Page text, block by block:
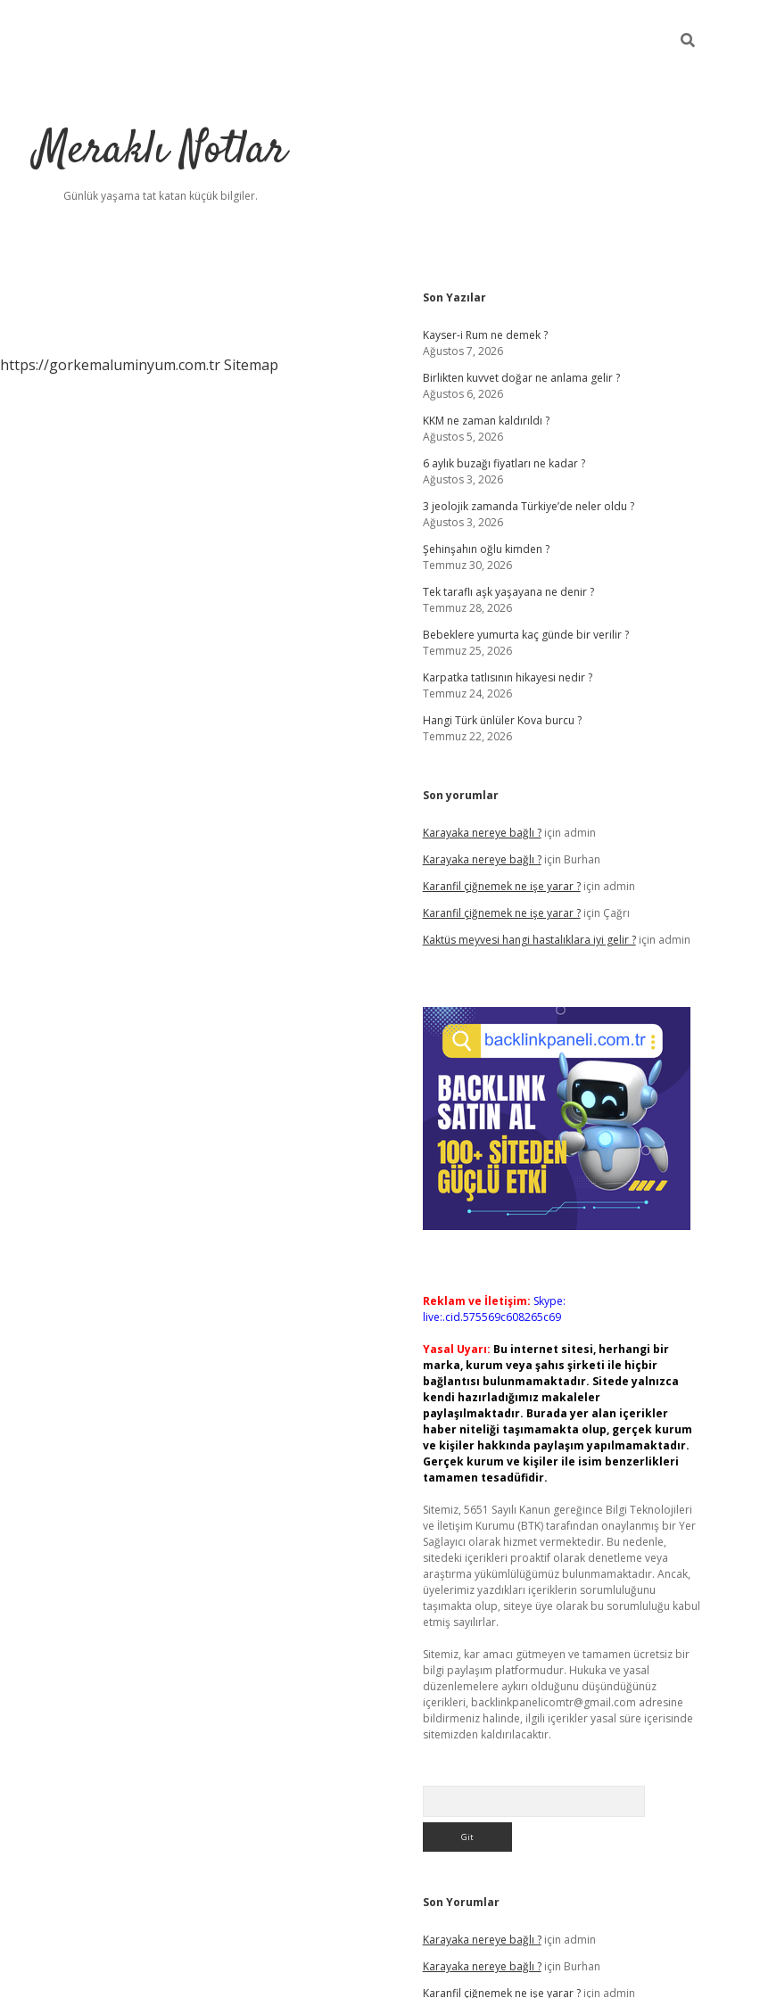
Meraklı Notlar
Günlük yaşama tat katan küçük bilgiler.
https://gorkemaluminyum.com.trSitemap
Sidebar
Son Yazılar
Kayser-i Rum ne demek ?
Ağustos 7, 2026
Birlikten kuvvet doğar ne anlama gelir ?
Ağustos 6, 2026
KKM ne zaman kaldırıldı ?
Ağustos 5, 2026
6 aylık buzağı fiyatları ne kadar ?
Ağustos 3, 2026
3 jeolojik zamanda Türkiye’de neler oldu ?
Ağustos 3, 2026
Şehinşahın oğlu kimden ?
Temmuz 30, 2026
Tek taraflı aşk yaşayana ne denir ?
Temmuz 28, 2026
Bebeklere yumurta kaç günde bir verilir ?
Temmuz 25, 2026
Karpatka tatlısının hikayesi nedir ?
Temmuz 24, 2026
Hangi Türk ünlüler Kova burcu ?
Temmuz 22, 2026
Son yorumlar
Karayaka nereye bağlı ?için admin
Karayaka nereye bağlı ?için Burhan
Karanfil çiğnemek ne işe yarar ?için admin
Karanfil çiğnemek ne işe yarar ?için Çağrı
Kaktüs meyvesi hangi hastalıklara iyi gelir ?için admin
Reklam ve İletişim: Skype:
live:.cid.575569c608265c69
Yasal Uyarı: Bu internet sitesi, herhangi bir
marka, kurum veya şahıs şirketi ile hiçbir
bağlantısı bulunmamaktadır. Sitede yalnızca
kendi hazırladığımız makaleler
paylaşılmaktadır. Burada yer alan içerikler
haber niteliği taşımamakta olup, gerçek kurum
ve kişiler hakkında paylaşım yapılmamaktadır.
Gerçek kurum ve kişiler ile isim benzerlikleri
tamamen tesadüfidir.
Sitemiz, 5651 Sayılı Kanun gereğince Bilgi Teknolojileri
ve İletişim Kurumu (BTK) tarafından onaylanmış bir Yer
Sağlayıcı olarak hizmet vermektedir. Bu nedenle,
sitedeki içerikleri proaktif olarak denetleme veya
araştırma yükümlülüğümüz bulunmamaktadır. Ancak,
üyelerimiz yazdıkları içeriklerin sorumluluğunu
taşımakta olup, siteye üye olarak bu sorumluluğu kabul
etmiş sayılırlar.
Sitemiz, kar amacı gütmeyen ve tamamen ücretsiz bir
bilgi paylaşım platformudur. Hukuka ve yasal
düzenlemelere aykırı olduğunu düşündüğünüz
içerikleri, backlinkpanelicomtr@gmail.com adresine
bildirmeniz halinde, ilgili içerikler yasal süre içerisinde
sitemizden kaldırılacaktır.
Son Yorumlar
Karayaka nereye bağlı ?için admin
Karayaka nereye bağlı ?için Burhan
Karanfil çiğnemek ne işe yarar ?için admin